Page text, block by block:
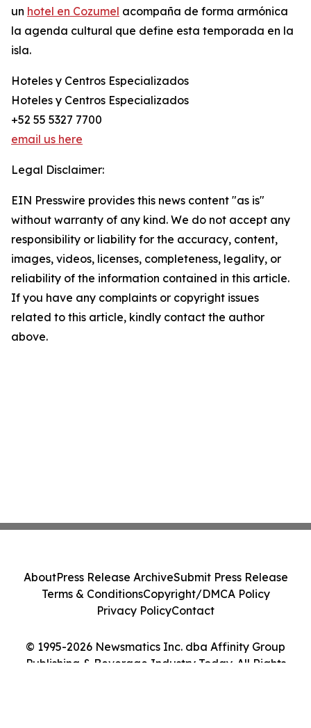
un hotel en Cozumel acompaña de forma armónica
la agenda cultural que define esta temporada en la
isla.
Hoteles y Centros Especializados
Hoteles y Centros Especializados
+52 55 5327 7700
email us here
Legal Disclaimer:
EIN Presswire provides this news content "as is"
without warranty of any kind. We do not accept any
responsibility or liability for the accuracy, content,
images, videos, licenses, completeness, legality, or
reliability of the information contained in this article.
If you have any complaints or copyright issues
related to this article, kindly contact the author
above.
© 1995-2026 Newsmatics Inc. dba Affinity Group
Publishing & Beverage Industry Today. All Rights
AboutPress Release ArchiveSubmit Press Release
Terms & ConditionsCopyright/DMCA Policy
Privacy PolicyContact